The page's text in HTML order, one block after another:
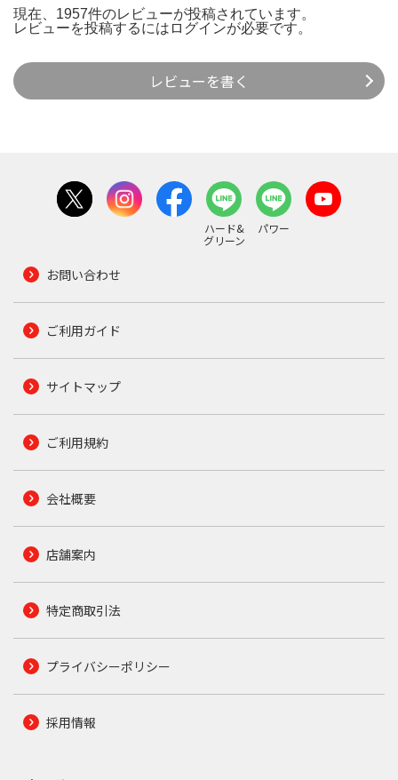
現在、1957件のレビューが投稿されています。
レビューを投稿するには ログインが必要です。
レビューを書く
ハード&
グリーン
パワー
お問い合わせ
ご利用ガイド
サイトマップ
ご利用規約
会社概要
店舗案内
特定商取引法
プライバシーポリシー
採用情報